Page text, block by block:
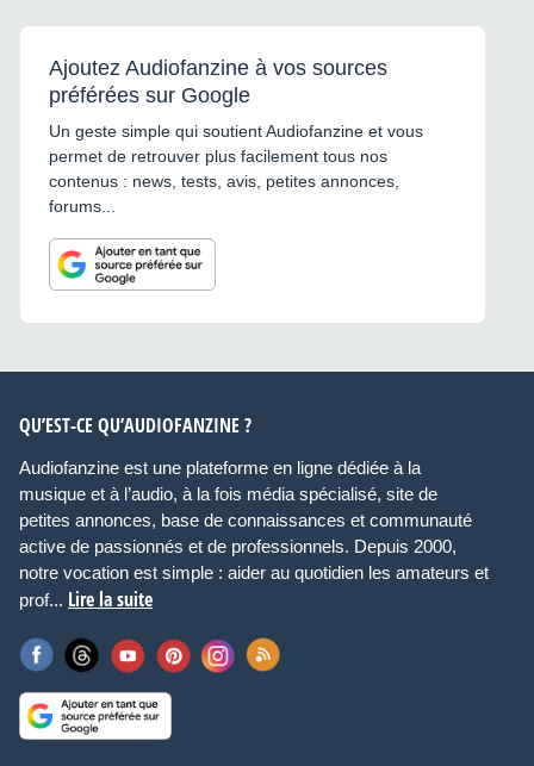
Ajoutez Audiofanzine à vos sources
préférées sur Google
Un geste simple qui soutient Audiofanzine et vous
permet de retrouver plus facilement tous nos
contenus : news, tests, avis, petites annonces,
forums...
QU’EST-CE QU’AUDIOFANZINE ?
Audiofanzine est une plateforme en ligne dédiée à la
musique et à l’audio, à la fois média spécialisé, site de
petites annonces, base de connaissances et communauté
active de passionnés et de professionnels. Depuis 2000,
notre vocation est simple : aider au quotidien les amateurs et
prof... Lire la suite